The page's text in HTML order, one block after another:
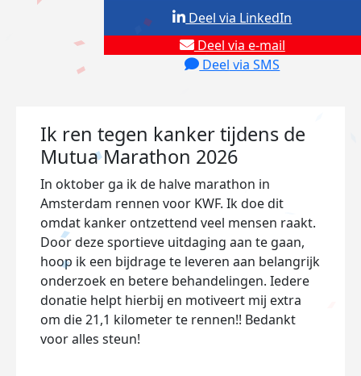
Deel via e-mail
Deel via SMS
Deel via LinkedIn
Ik ren tegen kanker tijdens de
Mutua Marathon 2026
In oktober ga ik de halve marathon in
Amsterdam rennen voor KWF. Ik doe dit
omdat kanker ontzettend veel mensen raakt.
Door deze sportieve uitdaging aan te gaan,
hoop ik een bijdrage te leveren aan belangrijk
onderzoek en betere behandelingen. Iedere
donatie helpt hierbij en motiveert mij extra
om die 21,1 kilometer te rennen!! Bedankt
voor alles steun!